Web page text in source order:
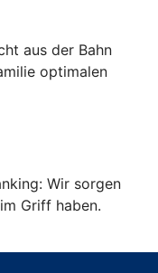
aus der Bahn
optimalen
Wir sorgen
Griff haben.